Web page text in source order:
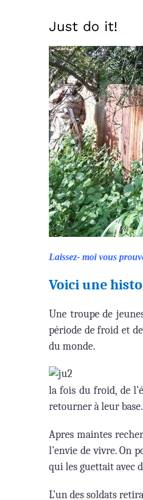
l'image
Just do it!
Laissez- moi vous
Voici une
Une troupe de
période de froid et
du monde.
la fois du froid, de
retourner à leur base.
Apres maintes
l’envie de vivre. On
qui les guettait avec
L’un des soldats